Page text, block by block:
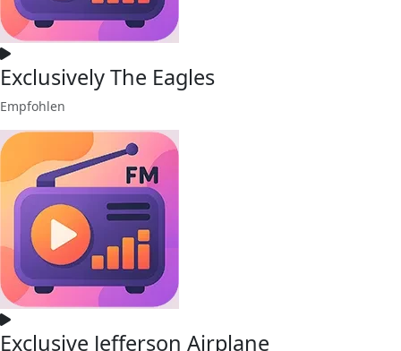
Exclusively The Eagles
Empfohlen
Exclusive Jefferson Airplane